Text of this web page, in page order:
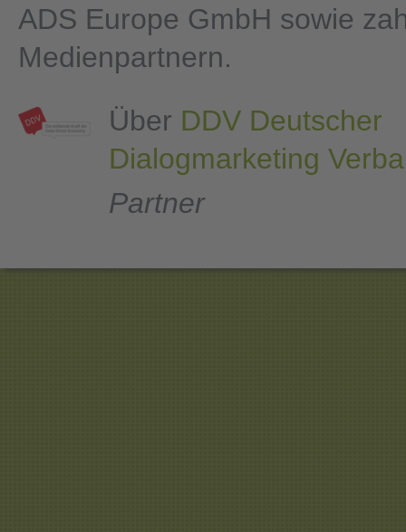
ADS Europe GmbH sowie
Medienpartnern.
Über DDV Deutscher
Dialogmarketing
Partner